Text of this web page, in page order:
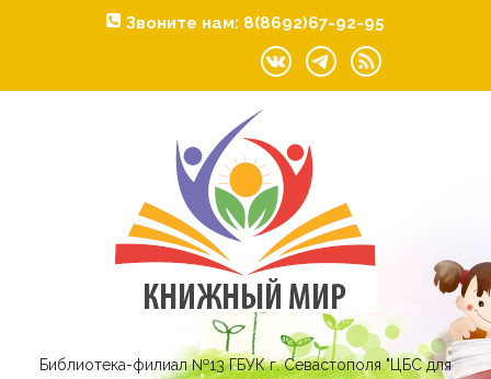
Звоните нам: 8(8692)67-92-95
Библиотека-филиал №13 ГБУК г. Севастополя "ЦБС для